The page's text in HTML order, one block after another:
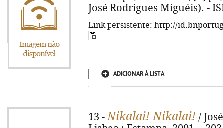
José Rodrigues Miguéis). -
Link persistente: http://
ADICIONAR À LISTA
13 -Nikalai! Nikalai! /